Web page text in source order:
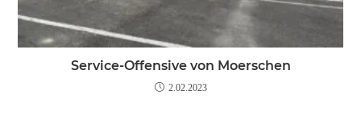
Service-Offensive von Moerschen
2.02.2023